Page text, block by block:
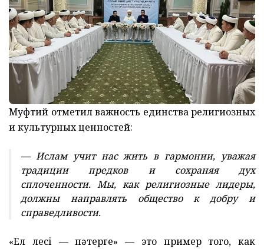
Муфтий отметил важность единства религиозных
и культурных ценностей:
— Ислам учит нас жить в гармонии, уважая
традиции предков и сохраняя дух
сплоченности. Мы, как религиозные лидеры,
должны направлять общество к добру и
справедливости.
«Ел үлесі — пәтерге» — это пример того, как